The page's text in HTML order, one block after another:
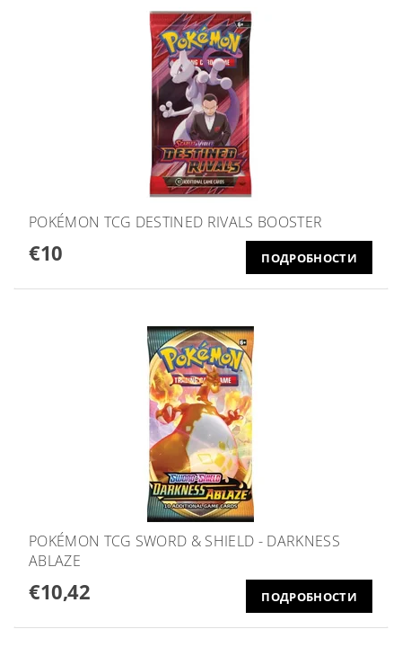
POKÉMON TCG DESTINED RIVALS BOOSTER
€10 ПОДРОБНОСТИ
POKÉMON TCG SWORD & SHIELD - DARKNESS
ABLAZE
€10,42 ПОДРОБНОСТИ